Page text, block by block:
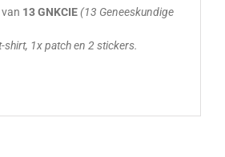
13 GNKCIE(13 Geneeskundige
shirt, 1x patch en 2 stickers.